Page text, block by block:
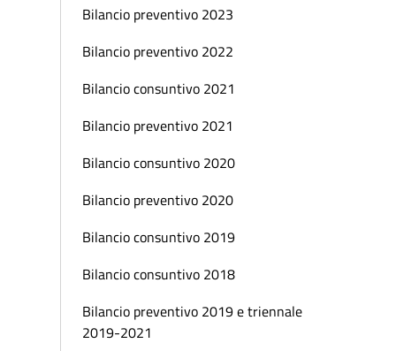
Bilancio preventivo 2023
Bilancio preventivo 2022
Bilancio consuntivo 2021
Bilancio preventivo 2021
Bilancio consuntivo 2020
Bilancio preventivo 2020
Bilancio consuntivo 2019
Bilancio consuntivo 2018
Bilancio preventivo 2019 e triennale
2019-2021